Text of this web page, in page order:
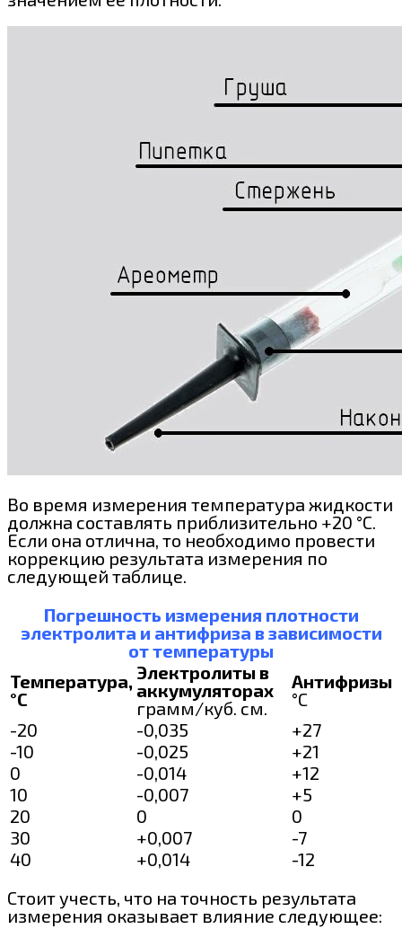
Во время измерения температура жидкости
должна составлять приблизительно +20 °C.
Если она отлична, то необходимо провести
коррекцию результата измерения по
следующей таблице.
Погрешность измерения плотности
электролита и антифриза в зависимости
от температуры
Температура,
°C
Электролиты в
аккумуляторах
грамм/куб. см.
Антифризы
°С
-20
-0,035
+27
-10
-0,025
+21
0
-0,014
+12
10
-0,007
+5
20
0
0
30
+0,007
-7
40
+0,014
-12
Стоит учесть, что на точность результата
измерения оказывает влияние следующее: